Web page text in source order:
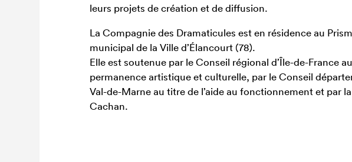
leurs projets de création et de diffusion.
La Compagnie des Dramaticules est en résidence au
municipal de la Ville d’Élancourt (78).
Elle est soutenue par le Conseil régional d’Île-de-France
permanence artistique et culturelle, par le Conseil
Val-de-Marne au titre de l’aide au fonctionnement et par
Cachan.